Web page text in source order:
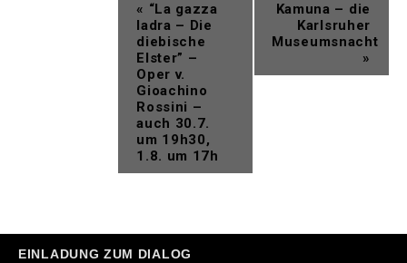
« “La gazza
ladra – Die
diebische
Elster” –
Oper v.
Gioachino
Rossini –
auch 30.7.
um 19h30,
1.8. um 17h
Kamuna – die
Karlsruher
Museumsnacht
»
EINLADUNG ZUM DIALOG